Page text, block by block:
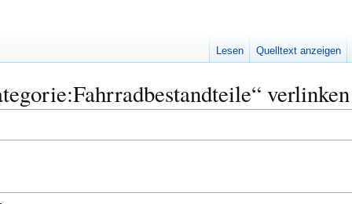
verlinken
Lesen Quelltext anzeigen